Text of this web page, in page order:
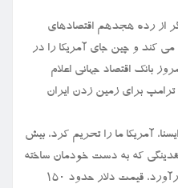
دیگر از رده هجدهم اقتصادهای
کند و چین جای آمریکا را در
بانک اقتصاد جهانی اعلام
برای زمین زدن ایران
۹۱۲ به نقل از ایسنا، آمریکا ما را تحریم کرد، بیش
نقدینگی که به دست خودمان ساخته
بودیم از بازارهای ارز و سکه سر درآورد، قیمت دلار حدود ۱۵۰